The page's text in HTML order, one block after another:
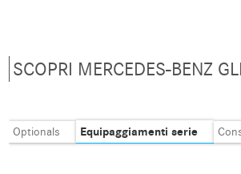
SCOPRI MERCEDES-BENZ
Optionals Equipaggiamenti serie